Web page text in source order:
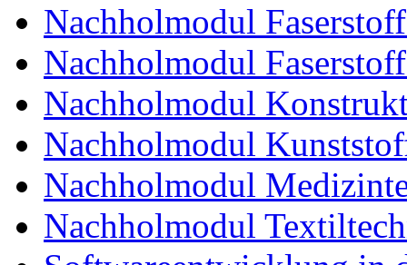
Nachholmodul
Nachholmodul
Nachholmodul
Nachholmodul
Nachholmodul
Nachholmodul